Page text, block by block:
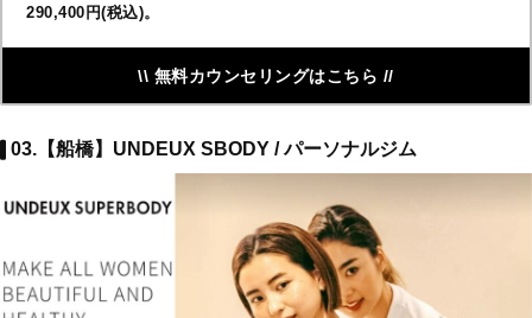
290,400円(税込)。
\\ 無料カウンセリングはこちら //
03.【船橋】UNDEUX SBODY / パーソナルジム